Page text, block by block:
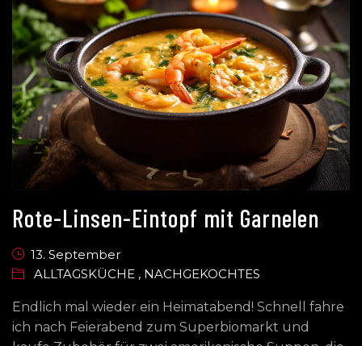
Rote-Linsen-Eintopf mit Garnelen
13. September
ALLTAGSKÜCHE , NACHGEKOCHTES
Endlich mal wieder ein Heimatabend! Schnell fahre
ich nach Feierabend zum Superbiomarkt und